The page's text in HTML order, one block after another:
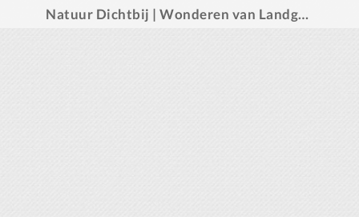
Natuur Dichtbij | Wonderen van Landgoed Den Treek-Henschoten